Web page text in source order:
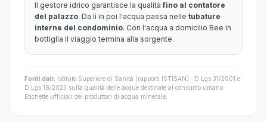
Il gestore idrico garantisce la qualitàfino al contatore
del palazzo. Da lì in poi l'acqua passa nelle tubature
interne del condominio. Con l'acqua a domicilio Bee in
bottiglia il viaggio termina alla sorgente.
Fonti dati: Istituto Superiore di Sanità (rapporti ISTISAN) · D.Lgs 31/2001 e
D.Lgs 18/2023 sulla qualità delle acque destinate al consumo umano ·
Etichette ufficiali dei produttori di acqua minerale.